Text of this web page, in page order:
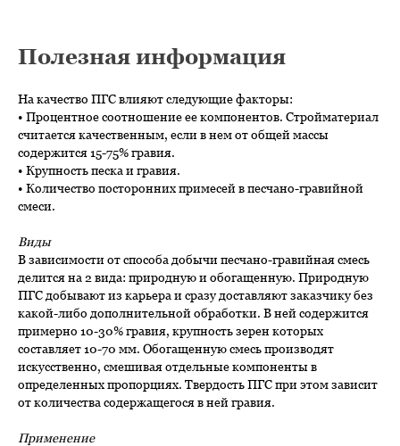
Полезная информация
На качество ПГС влияют следующие факторы:
• Процентное соотношение ее компонентов. Стройматериал
считается качественным, если в нем от общей массы
содержится 15-75% гравия.
• Крупность песка и гравия.
• Количество посторонних примесей в песчано-гравийной
смеси.
Виды
В зависимости от способа добычи песчано-гравийная смесь
делится на 2 вида: природную и обогащенную. Природную
ПГС добывают из карьера и сразу доставляют заказчику без
какой-либо дополнительной обработки. В ней содержится
примерно 10-30% гравия, крупность зерен которых
составляет 10-70 мм. Обогащенную смесь производят
искусственно, смешивая отдельные компоненты в
определенных пропорциях. Твердость ПГС при этом зависит
от количества содержащегося в ней гравия.
Применение